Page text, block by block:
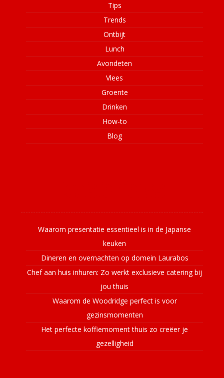
Tips
Trends
Ontbijt
Lunch
Avondeten
Vlees
Groente
Drinken
How-to
Blog
Waarom presentatie essentieel is in de Japanse
keuken
Dineren en overnachten op domein Laurabos
Chef aan huis inhuren: Zo werkt exclusieve catering bij
jou thuis
Waarom de Woodridge perfect is voor
gezinsmomenten
Het perfecte koffiemoment thuis zo creëer je
gezelligheid